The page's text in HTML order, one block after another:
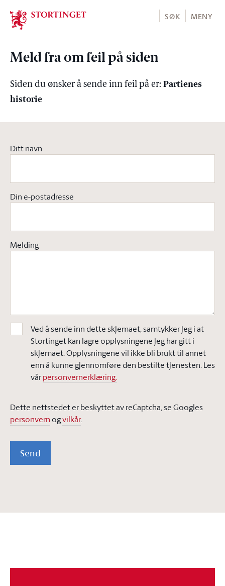
Stortinget.no
SØK MENY
Meld fra om feil på siden
Siden du ønsker å sende inn feil på er: Partienes
historie
Ditt navn
Din e-postadresse
Melding
Ved å sende inn dette skjemaet, samtykker jeg i at
Stortinget kan lagre opplysningene jeg har gitt i
skjemaet. Opplysningene vil ikke bli brukt til annet
enn å kunne gjennomføre den bestilte tjenesten. Les
vårpersonvernerklæring.
Dette nettstedet er beskyttet av reCaptcha, se Googles
personvern ogvilkår.
Send